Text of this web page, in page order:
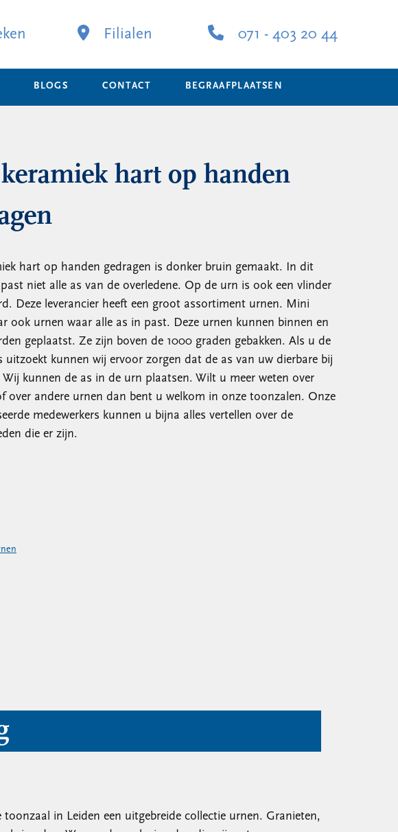
Filialen 071 - 403 20 44
BLOGS CONTACT BEGRAAFPLAATSEN
hart op handen
hart op handen gedragen is donker bruin gemaakt. In dit
niet alle as van de overledene. Op de urn is ook een vlinder
Deze leverancier heeft een groot assortiment urnen. Mini
ook urnen waar alle as in past. Deze urnen kunnen binnen en
geplaatst. Ze zijn boven de 1000 graden gebakken. Als u de
uitzoekt kunnen wij ervoor zorgen dat de as van uw dierbare bij
kunnen de as in de urn plaatsen. Wilt u meer weten over
over andere urnen dan bent u welkom in onze toonzalen. Onze
medewerkers kunnen u bijna alles vertellen over de
die er zijn.
in Leiden een uitgebreide collectie urnen. Granieten,